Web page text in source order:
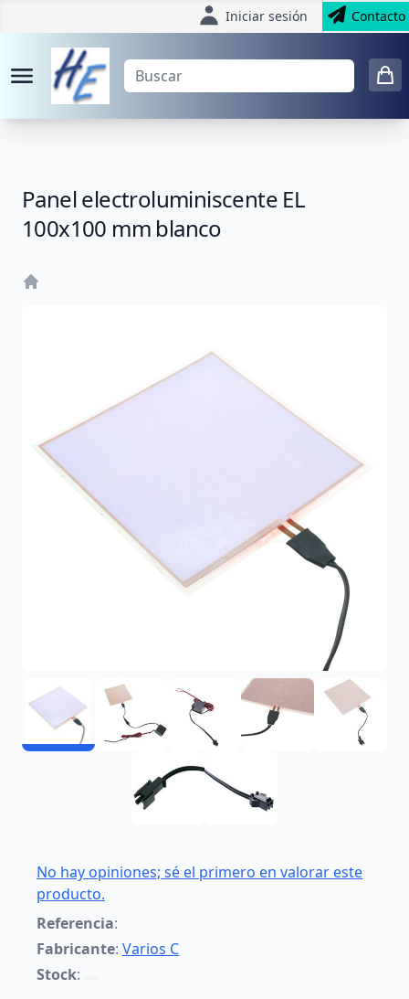
Iniciar sesión Contacto
Panel electroluminiscente EL
100x100 mm blanco
No hay opiniones; sé el primero en valorar este
producto.
Referencia:
Fabricante: Varios C
Stock: